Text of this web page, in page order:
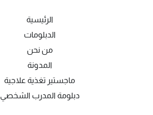
الرئيسية
الدبلومات
من نحن
المدونة
ماجستير تغذية علاجية
دبلومة المدرب الشخصي